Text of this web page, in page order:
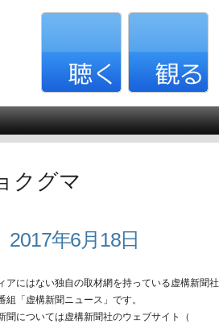
クグマ
年6月18日
アにはない独自の取材網を持っている虚構新聞社
「虚構新聞ニュース」です。
聞については虚構新聞社のウェブサイト（